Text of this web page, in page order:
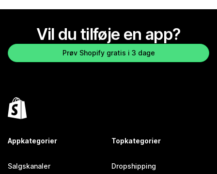
Vil du tilføje en app?
Prøv Shopify gratis i 3 dage
Appkategorier
Salgskanaler
Topkategorier
Dropshipping